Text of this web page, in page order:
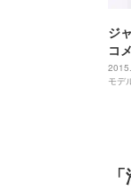
ジ
コ
モデ